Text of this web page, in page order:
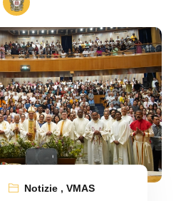
Notizie,VMAS